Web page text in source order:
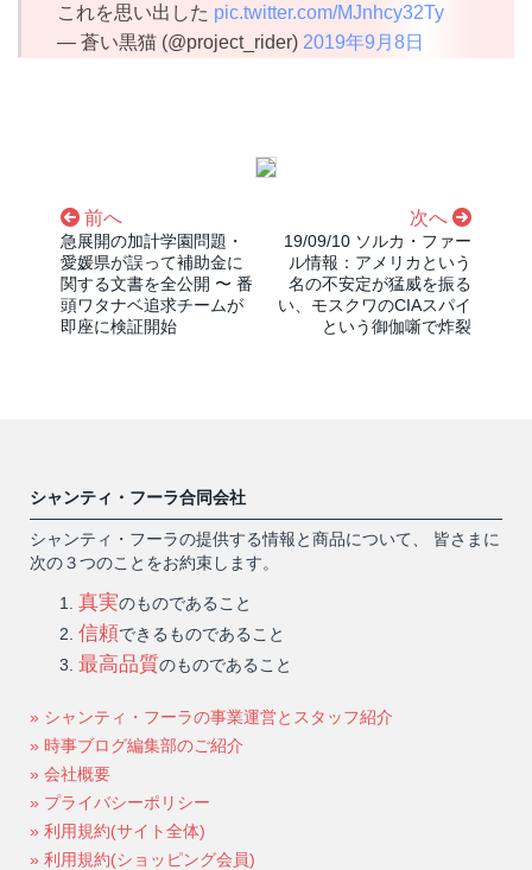
これを思い出した pic.twitter.com/MJnhcy32Ty
— 蒼い黒猫 (@project_rider) 2019年9月8日
前へ
急展開の加計学園問題・
愛媛県が誤って補助金に
関する文書を全公開 〜 番
頭ワタナベ追求チームが
即座に検証開始
次へ
19/09/10 ソルカ・ファー
ル情報：アメリカという
名の不安定が猛威を振る
い、モスクワのCIAスパイ
という御伽噺で炸裂
シャンティ・フーラ合同会社
シャンティ・フーラの提供する情報と商品について、 皆さまに
次の３つのことをお約束します。
真実のものであること
信頼できるものであること
最高品質のものであること
» シャンティ・フーラの事業運営とスタッフ紹介
» 時事ブログ編集部のご紹介
» 会社概要
» プライバシーポリシー
» 利用規約(サイト全体)
» 利用規約(ショッピング会員)